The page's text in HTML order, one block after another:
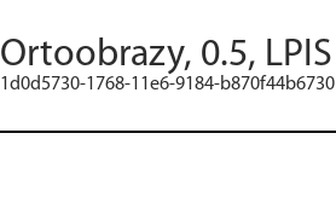
Ortoobrazy, 0.5,
1d0d5730-1768-11e6-9184-b870f44b6730